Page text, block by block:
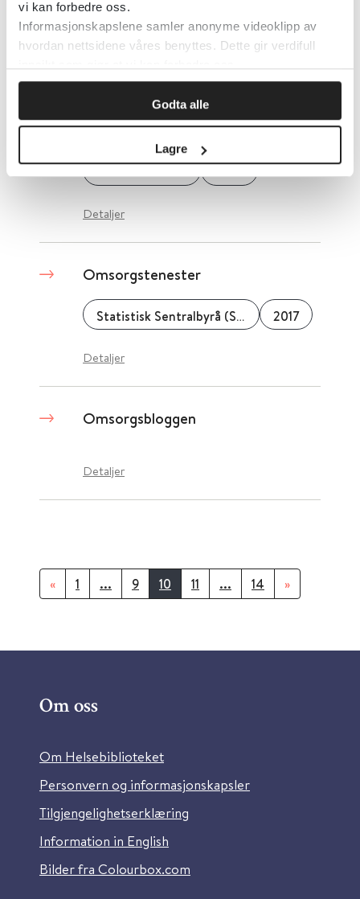
vi kan forbedre oss.
Informasjonskapslene samler anonyme videoklipp av
hvordan nettsidene våres benyttes. Dette gir verdifull
Godta alle
Lagre
UpToDate 2018
Detaljer
Omsorgstrappen
Moss kommune 2023
Detaljer
Omsorgstenester
Statistisk Sentralbyrå (SSB) 2017
Detaljer
Omsorgsbloggen
Detaljer
« 1 ... 9 10 11 ... 14 »
Om oss
Om Helsebiblioteket
Personvern og informasjonskapsler
Tilgjengelighetserklæring
Information in English
Bilder fra Colourbox.com